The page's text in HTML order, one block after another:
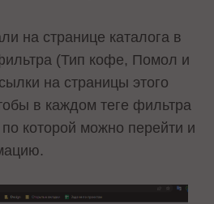
на странице каталога в
(Тип кофе, Помол и
на страницы этого
в каждом теге фильтра
которой можно перейти и